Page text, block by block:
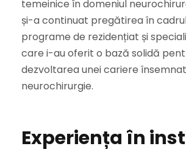
temeinice în domeniul
și-a continuat pregătirea în
programe de rezidențiat și
care i-au oferit o bază solidă
dezvoltarea unei cariere
neurochirurgie.
Experiența în